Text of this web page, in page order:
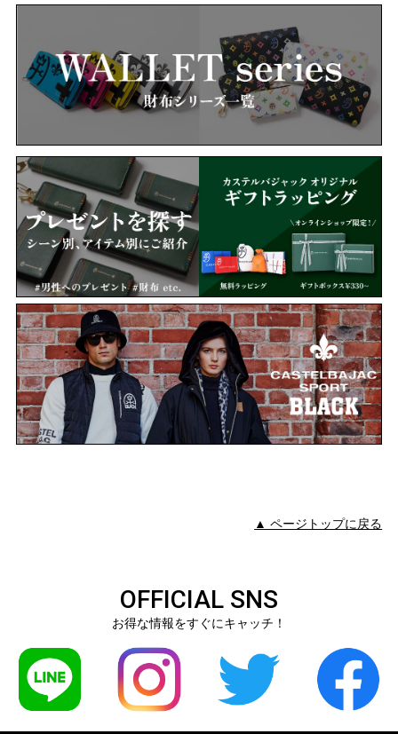
▲ ページトップに戻る
OFFICIAL SNS
お得な情報をすぐにキャッチ！